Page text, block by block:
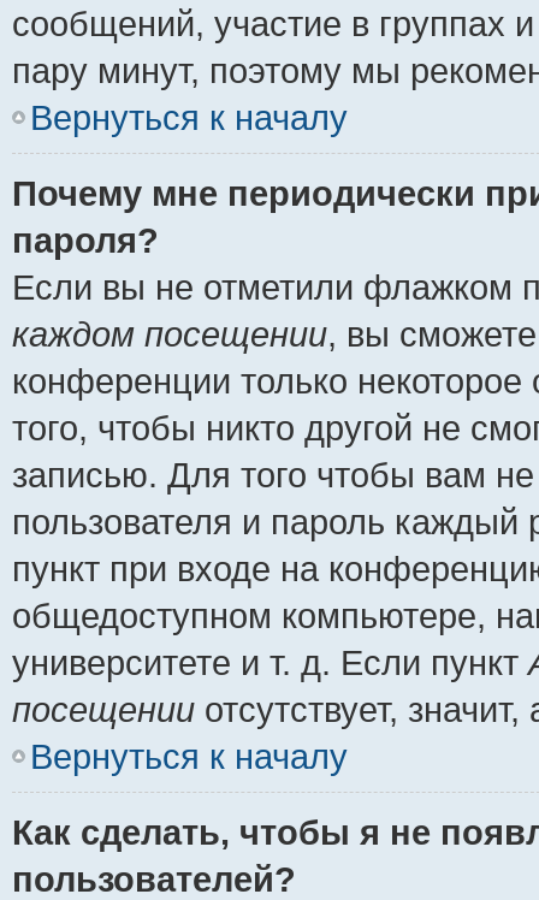
сообщений, участие в группах
пару минут, поэтому мы
Вернуться к началу
Почему мне периодически
пароля?
Если вы не отметили флажком
каждом посещении, вы
конференции только
того, чтобы никто другой не
записью. Для того чтобы вам
пользователя и пароль
пункт при входе на
общедоступном компьютере,
университете и т. д. Если пункт
посещении отсутствует,
Вернуться к началу
Как сделать, чтобы я не
пользователей?